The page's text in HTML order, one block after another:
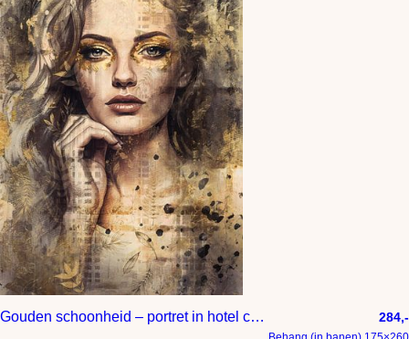
Gouden schoonheid – portret in hotel chique interieur stijl 284,-